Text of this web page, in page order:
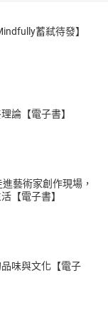
蓄弒待發】
論【電子書】
藝術家創作現場，
【電子書】
味與文化【電子